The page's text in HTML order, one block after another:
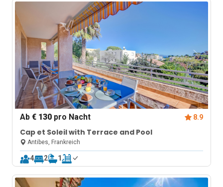
Ab€ 130 pro Nacht 8.9
Cap et Soleil with Terrace and Pool
Antibes, Frankreich
4 2 1